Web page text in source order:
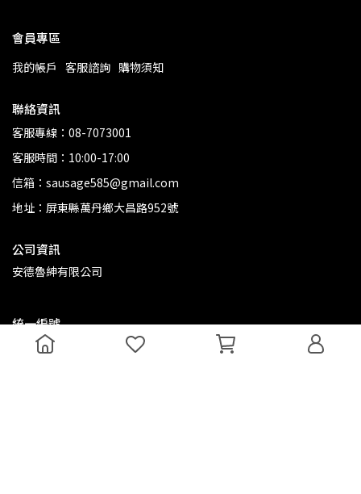
會員專區
我的帳戶 客服諮詢 購物須知
聯絡資訊
客服專線：08-7073001
客服時間：10:00-17:00
信箱：sausage585@gmail.com
地址：屏東縣萬丹鄉大昌路952號
公司資訊
安德魯紳有限公司
統一編號
70419324